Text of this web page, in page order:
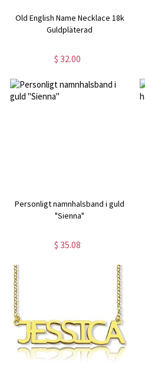
Old English Name Necklace 18k
Guldpläterad
$ 32.00
Personligt namnhalsband i guld
"Sienna"
$ 35.08